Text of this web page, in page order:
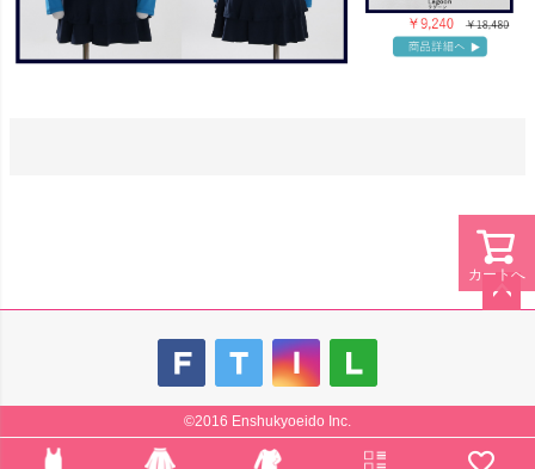
カートへ
©2016 Enshukyoeido Inc.